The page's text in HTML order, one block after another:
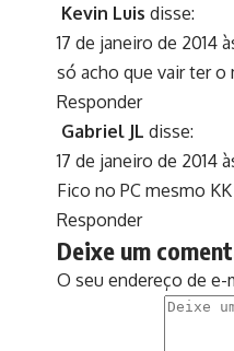
Kevin Luis disse:
17 de janeiro de 2014
só acho que vair ter
Responder
Gabriel JL disse:
17 de janeiro de 2014
Fico no PC mesmo KK
Responder
Deixe um
O seu endereço de e-